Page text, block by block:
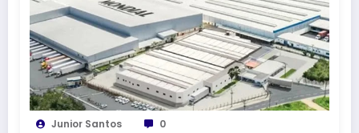
Junior Santos 0